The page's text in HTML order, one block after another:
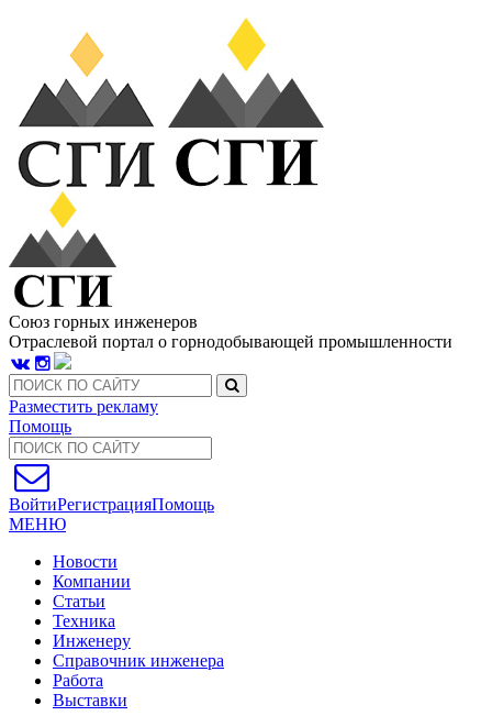
Союз горных инженеров
Отраслевой портал о горнодобывающей промышленности
Разместить рекламу
Помощь
ВойтиРегистрацияПомощь
МЕНЮ
Новости
Компании
Статьи
Техника
Инженеру
Справочник инженера
Работа
Выставки